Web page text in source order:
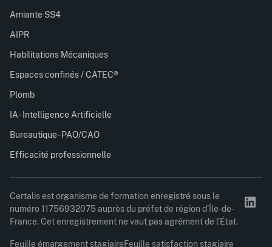
Amiante SS4
AIPR
Habilitations Mécaniques
Espaces confinés / CATEC®
Plomb
IA - Intelligence Artificielle
Bureautique - PAO/CAO
Efficacité professionnelle
Certalis est organisme de formation enregistré sous le
numéro 11756932075 auprès du préfet de région d’Île-de-
France. Cet enregistrement ne vaut pas agrément de l’État.
Feuille émargement stagiaireFeuille satisfaction stagiaire